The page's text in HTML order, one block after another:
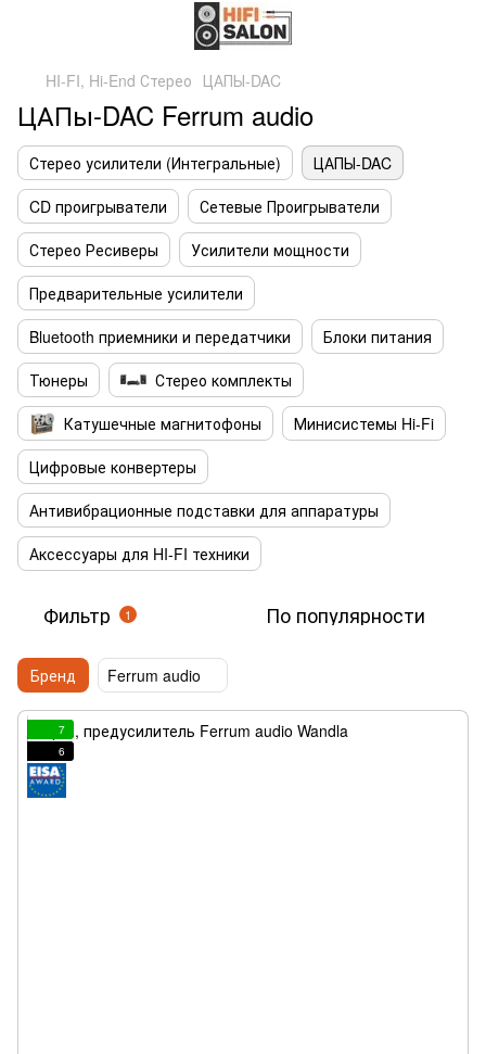
HI-FI, Hi-End Стерео ЦАПЫ-DAC
ЦАПы-DAC Ferrum audio
Стерео усилители (Интегральные)
ЦАПЫ-DAC
CD проигрыватели
Сетевые Проигрыватели
Стерео Ресиверы
Усилители мощности
Предварительные усилители
Bluetooth приемники и передатчики
Блоки питания
Тюнеры
Стерео комплекты
Катушечные магнитофоны
Минисистемы Hi-Fi
Цифровые конвертеры
Антивибрационные подставки для аппаратуры
Аксессуары для HI-FI техники
Фильтр 1 По популярности
Бренд Ferrum audio
7
6